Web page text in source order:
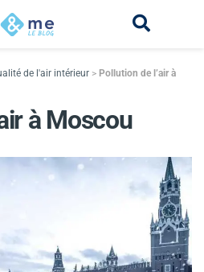
de l'air intérieur > Pollution de l’air à
à Moscou